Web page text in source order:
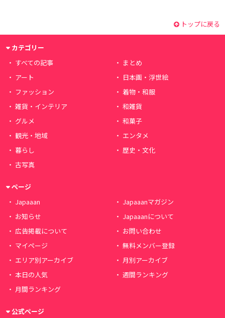
トップに戻る
カテゴリー
すべての記事
まとめ
アート
日本画・浮世絵
ファッション
着物・和服
雑貨・インテリア
和雑貨
グルメ
和菓子
観光・地域
エンタメ
暮らし
歴史・文化
古写真
ページ
Japaaan
Japaaanマガジン
お知らせ
Japaaanについて
広告掲載について
お問い合わせ
マイページ
無料メンバー登録
エリア別アーカイブ
月別アーカイブ
本日の人気
週間ランキング
月間ランキング
公式ページ